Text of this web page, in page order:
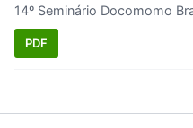
14º Seminário Docomomo
PDF